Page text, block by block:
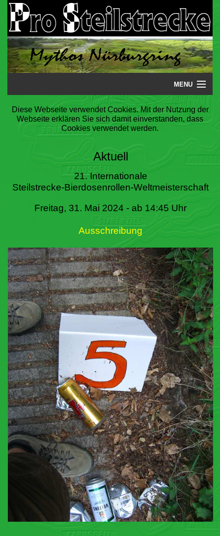
MENU
Startseite
Steilstrecke
Literatur
Termine
Diese Webseite verwendet Cookies. Mit der Nutzung der
Webseite erklären Sie sich damit einverstanden, dass
Cookies verwendet werden.
Aktuell
21. Internationale
Steilstrecke-Bierdosenrollen-Weltmeisterschaft
Freitag, 31. Mai 2024 - ab 14:45 Uhr
Ausschreibung